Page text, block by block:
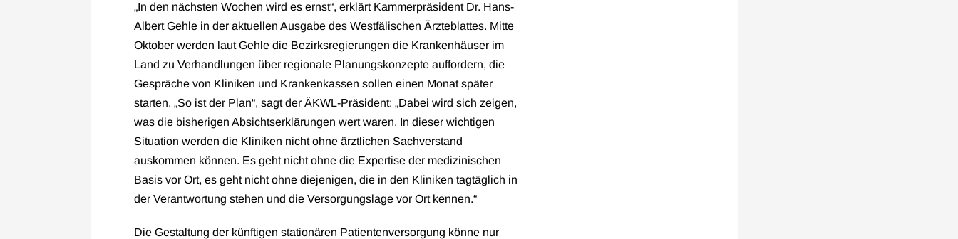
„In den nächsten Wochen wird es ernst“, erklärt Kammerpräsident Dr. Hans-
Albert Gehle in der aktuellen Ausgabe des Westfälischen Ärzteblattes. Mitte
Oktober werden laut Gehle die Bezirksregierungen die Krankenhäuser im
Land zu Verhandlungen über regionale Planungskonzepte auffordern, die
Gespräche von Kliniken und Krankenkassen sollen einen Monat später
starten. „So ist der Plan“, sagt der ÄKWL-Präsident: „Dabei wird sich zeigen,
was die bisherigen Absichtserklärungen wert waren. In dieser wichtigen
Situation werden die Kliniken nicht ohne ärztlichen Sachverstand
auskommen können. Es geht nicht ohne die Expertise der medizinischen
Basis vor Ort, es geht nicht ohne diejenigen, die in den Kliniken tagtäglich in
der Verantwortung stehen und die Versorgungslage vor Ort kennen.“
Die Gestaltung der künftigen stationären Patientenversorgung könne nur